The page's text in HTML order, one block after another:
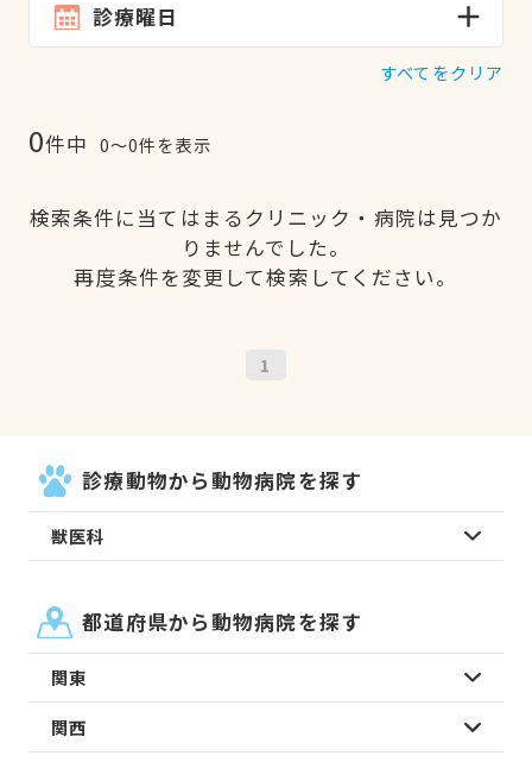
診療曜日
すべてをクリア
0件中 0〜0件を表示
検索条件に当てはまるクリニック・病院は見つか
りませんでした。
再度条件を変更して検索してください。
1
診療動物から動物病院を探す
獣医科
都道府県から動物病院を探す
関東
関西